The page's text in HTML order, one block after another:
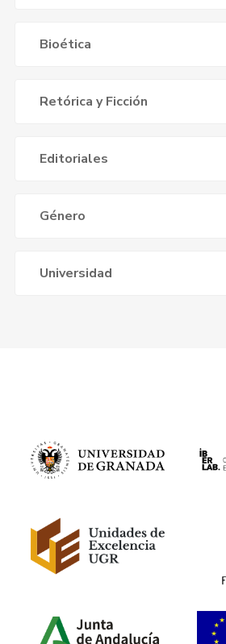
Bioética
Retórica y Ficción
Editoriales
Género
Universidad